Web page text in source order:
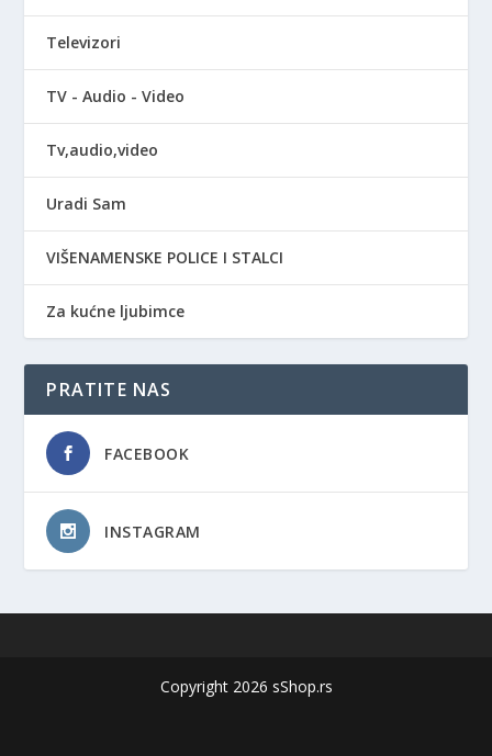
Televizori
TV - Audio - Video
Tv,audio,video
Uradi Sam
VIŠENAMENSKE POLICE I STALCI
Za kućne ljubimce
PRATITE NAS
FACEBOOK
INSTAGRAM
Copyright 2026 sShop.rs